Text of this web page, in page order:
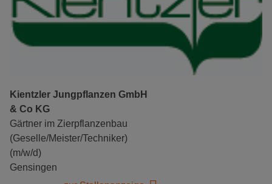
Kientzler Jungpflanzen GmbH
& Co KG
Gärtner im Zierpflanzenbau
(Geselle/Meister/Techniker)
(m/w/d)
Gensingen